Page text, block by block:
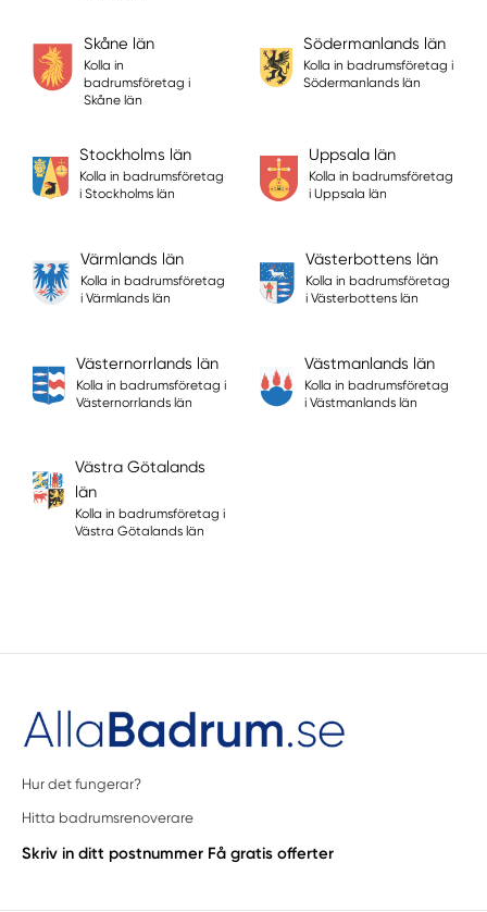
Skåne län
Kolla in
badrumsföretag i
Skåne län
Södermanlands län
Kolla in badrumsföretag i
Södermanlands län
Stockholms län
Kolla in badrumsföretag
i Stockholms län
Uppsala län
Kolla in badrumsföretag
i Uppsala län
Värmlands län
Kolla in badrumsföretag
i Värmlands län
Västerbottens län
Kolla in badrumsföretag
i Västerbottens län
Västernorrlands län
Kolla in badrumsföretag i
Västernorrlands län
Västmanlands län
Kolla in badrumsföretag
i Västmanlands län
Västra Götalands
län
Kolla in badrumsföretag i
Västra Götalands län
Hur det fungerar?
Hitta badrumsrenoverare
Skriv in ditt postnummer Få gratis offerter